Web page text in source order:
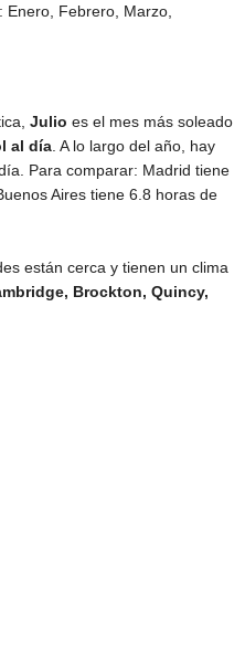
Febrero, Marzo,
Julio es el mes más soleado
al día . A lo largo del año, hay
Para comparar: Madrid tiene
Aires tiene 6.8 horas de
están cerca y tienen un clima
Brockton, Quincy,